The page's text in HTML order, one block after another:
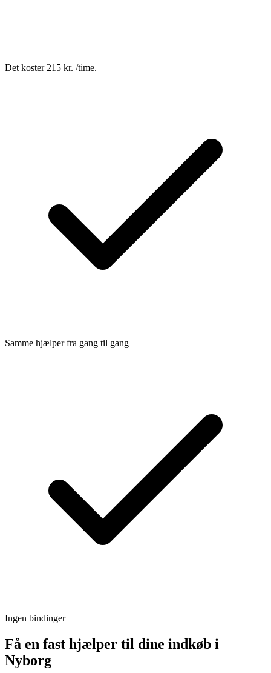
Det koster 215 kr. /time.
Samme hjælper fra gang til gang
Ingen bindinger
Få en fast hjælper til dine indkøb i
Nyborg